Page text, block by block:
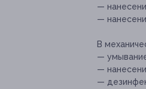
—
—
В
—
—
—